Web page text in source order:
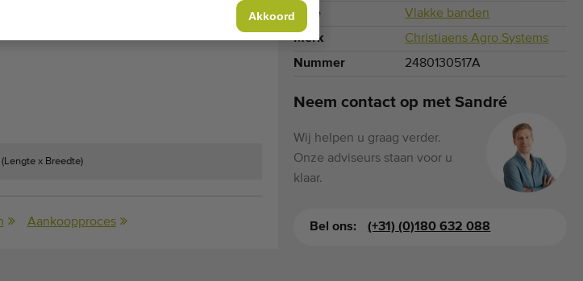
Akkoord
(Lengte x Breedte)
Aankoopproces
Type
Vlakke banden
Merk
Christiaens Agro Systems
Nummer
2480130517A
Neem contact op met Sandré
Wij helpen u graag verder.
Onze adviseurs staan voor u
klaar.
Bel ons: (+31) (0)180 632 088